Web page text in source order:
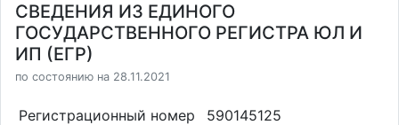
СВЕДЕНИЯ ИЗ ЕДИНОГО
ГОСУДАРСТВЕННОГО РЕГИСТРА ЮЛ И
ИП (ЕГР)
по состоянию на 28.11.2021
Регистрационный номер
590145125